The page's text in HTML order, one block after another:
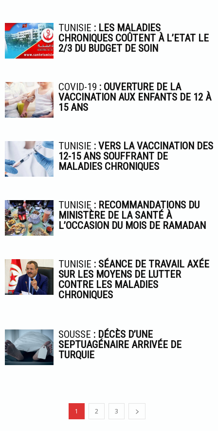
TUNISIE : LES MALADIES
CHRONIQUES COÛTENT À L’ETAT LE
2/3 DU BUDGET DE SOIN
COVID-19 : OUVERTURE DE LA
VACCINATION AUX ENFANTS DE 12 À
15 ANS
TUNISIE : VERS LA VACCINATION DES
12-15 ANS SOUFFRANT DE
MALADIES CHRONIQUES
TUNISIE : RECOMMANDATIONS DU
MINISTÈRE DE LA SANTÉ À
L’OCCASION DU MOIS DE RAMADAN
TUNISIE : SÉANCE DE TRAVAIL AXÉE
SUR LES MOYENS DE LUTTER
CONTRE LES MALADIES
CHRONIQUES
SOUSSE : DÉCÈS D’UNE
SEPTUAGÉNAIRE ARRIVÉE DE
TURQUIE
1 2 3